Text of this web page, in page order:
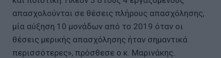
απασχολούνται σε θέσεις πλήρους απασχόλησης,
μία αύξηση 10 μονάδων από το 2019 όταν οι
θέσεις μερικής απασχόλησης ήταν σημαντικά
περισσότερες», πρόσθεσε ο κ. Μαρινάκης.